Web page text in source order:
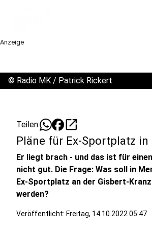
Anzeige
© Radio MK / Patrick Rickert
Teilen: open_in_new
Pläne für Ex-Sportplatz in
Er liegt brach - und das ist für
nicht gut. Die Frage: Was soll in
Ex-Sportplatz an der Gisbert-
werden?
Veröffentlicht: Freitag, 14.10.2022 05:47